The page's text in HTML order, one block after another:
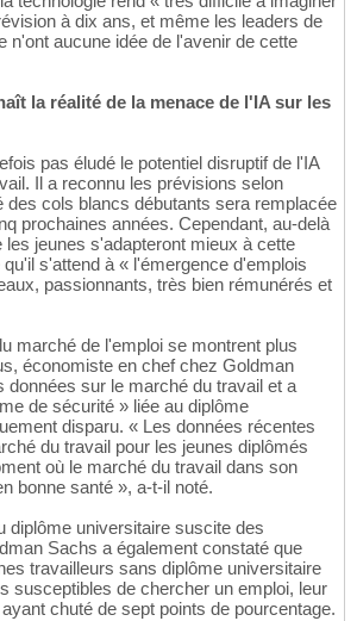
à dix ans, et même les leaders de
n'ont aucune idée de l'avenir de cette
la réalité de la menace de l'IA sur les
pas éludé le potentiel disruptif de l'IA
Il a reconnu les prévisions selon
des cols blancs débutants sera remplacée
prochaines années. Cependant, au-delà
les jeunes s'adapteront mieux à cette
s'attend à « l'émergence d'emplois
passionnants, très bien rémunérés et
marché de l'emploi se montrent plus
économiste en chef chez Goldman
données sur le marché du travail et a
de sécurité » liée au diplôme
disparu. « Les données récentes
du travail pour les jeunes diplômés
où le marché du travail dans son
bonne santé », a-t-il noté.
diplôme universitaire suscite des
Sachs a également constaté que
travailleurs sans diplôme universitaire
susceptibles de chercher un emploi, leur
chuté de sept points de pourcentage.